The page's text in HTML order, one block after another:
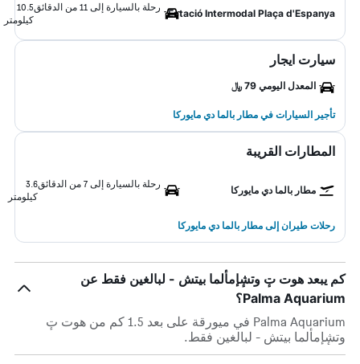
Estació Intermodal Plaça d'Espanya
رحلة بالسيارة إلى 11 من الدقائق
10.5
كيلومتر
سيارت ايجار
المعدل اليومي 79 ﷼
تأجير السيارات في مطار بالما دي مايوركا
المطارات القريبة
مطار بالما دي مايوركا
رحلة بالسيارة إلى 7 من الدقائق
3.6
كيلومتر
رحلات طيران إلى مطار بالما دي مايوركا
كم يبعد هوت تٕ وتشٕإمألما بيتش - لبالغين فقط عن
Palma Aquarium؟
Palma Aquarium في ميورقة على بعد 1.5 كم من هوت تٕ
وتشٕإمألما بيتش - لبالغين فقط.